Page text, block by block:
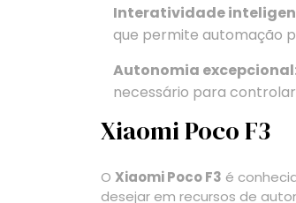
Interatividade
que permite automação
Autonomia
necessário para
Xiaomi Poco F3
O Xiaomi Poco F3 é
desejar em recursos de